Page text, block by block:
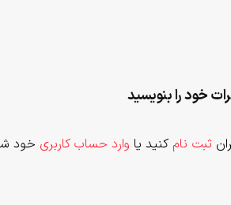
خود را بنویسید
ثبت نام کنید یا وارد حساب کاربری خود